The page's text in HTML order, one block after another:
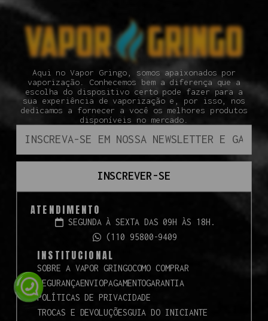
Aqui no Vapor Gringo, somos apaixonados por
vaporização. Conhecemos bem a diferença que a
escolha do dispositivo certo pode fazer para a
sua experiência de vaporização e, por isso, nos
dedicamos a fornecer a você os melhores produtos
disponíveis no mercado.
INSCREVER-SE
ATENDIMENTO
SEGUNDA À SEXTA DAS 09H ÀS 18H.
(110 95800-9409
INSTITUCIONAL
SOBRE A VAPOR GRINGOCOMO COMPRAR
SEGURANÇAENVIOPAGAMENTOGARANTIA
POLÍTICAS DE PRIVACIDADE
TROCAS E DEVOLUÇÕESGUIA DO INICIANTE